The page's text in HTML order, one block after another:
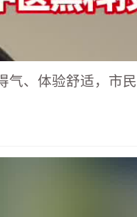
气、体验舒适，市